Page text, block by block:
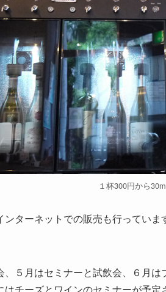
１杯300円から
ンターネットでの販売も行ってい
、５月はセミナーと試飲会、６月